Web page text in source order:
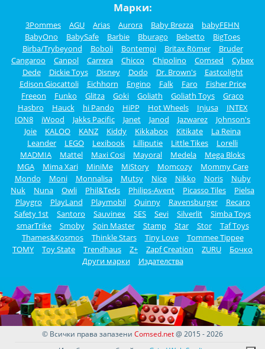
Марки:
3Pommes AGU Arias Aurora Baby Brezza
babyFEHN
BabyOno
BabySafe Barbie Bburago Bebetto
BigToes
Birba/Trybeyond
Boboli Bontempi Britax Römer
Bruder
Cangaroo
Canpol Carrera Chicco Chipolino Comsed
Cybex
Dede
Dickie Toys Disney Dodo Dr. Brown's
Eastcolight
Edison Giocattoli
Eichhorn Engino Falk Faro
Fisher Price
Freeon
Funko Glitza Goki Goliath Goliath Toys
Graco
Hasbro
Hauck hi Pando HiPP Hot Wheels Injusa
INTEX
ION8
iWood Jakks Pacific Janet Janod Jazwarez
Johnson's
Joie
KALOO KANZ Kiddy Kikkaboo Kitikate
La Reina
Leander
LEGO Lexibook Lilliputie Little Tikes
Lorelli
MADMIA
Mattel Maxi Cosi Mayoral Medela
Mega Bloks
MGA
Mima Xari MiniMe MiStory Momcozy
Mommy Care
Mondo
Moni Monnalisa Mutsy Nice Nikko Noris
Nuby
Nuk
Nuna Owli Phil&Teds Philips-Avent Picasso Tiles
Pielsa
Playgro
PlayLand Playmobil Quinny Ravensburger
Recaro
Safety 1st
Santoro Sauvinex SES Sevi Silverlit
Simba Toys
smarTrike
Smoby Spin Master Stamp Star Stor
Taf Toys
Thames&Kosmos
Thinkle Stars Tiny Love
Tommee Tippee
TOMY
Toy State Trendhaus Z+ Zapf Creation ZURU
Бочко
Други марки
Издателства
© Всички права запазени Comsed.net@ 2015 - 2026